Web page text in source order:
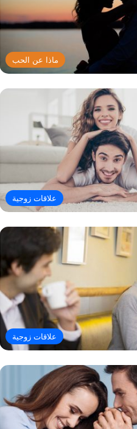
ماذا عن الحب
علاقات زوجية
علاقات زوجية